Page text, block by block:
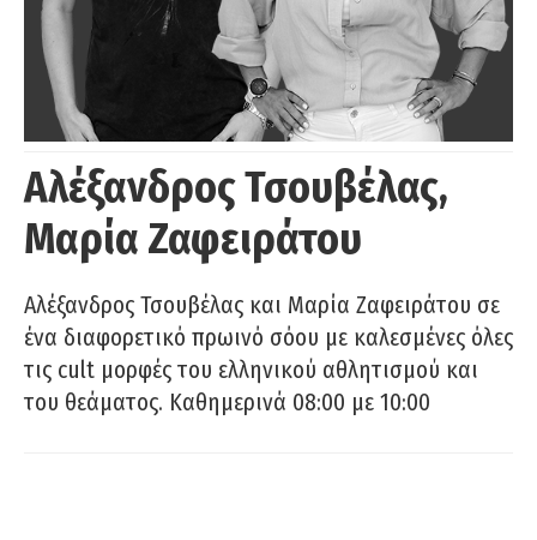
Αλέξανδρος Τσουβέλας,
Μαρία Ζαφειράτου
Αλέξανδρος Τσουβέλας και Μαρία Ζαφειράτου σε
ένα διαφορετικό πρωινό σόου με καλεσμένες όλες
τις cult μορφές του ελληνικού αθλητισμού και
του θεάματος. Καθημερινά 08:00 με 10:00